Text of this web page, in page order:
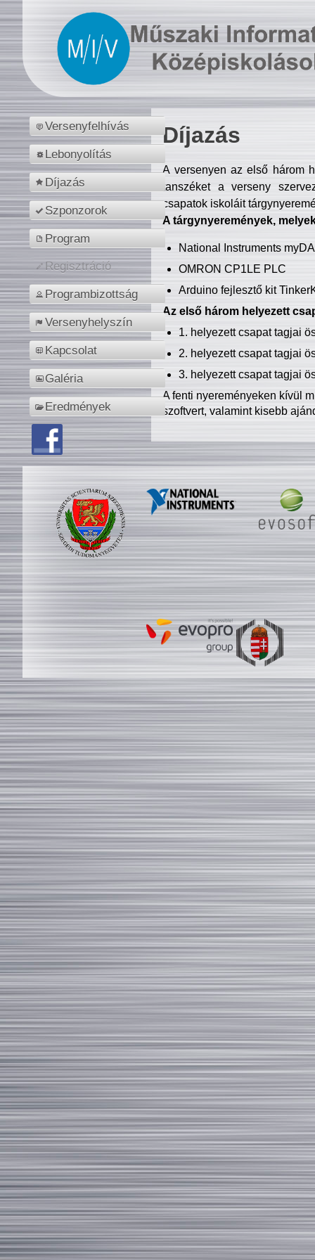
Versenyfelhívás
Lebonyolítás
Díjazás
Szponzorok
Program
Regisztráció
Programbizottság
Versenyhelyszín
Kapcsolat
Galéria
Eredmények
Díjazás
A versenyen az első három
tanszéket a verseny
csapatok iskoláit
A tárgynyeremények,
National Instruments
OMRON CP1LE PLC
Arduino fejlesztő kit
Az első három helyezett
1. helyezett csapat tagjai
2. helyezett csapat tagjai
3. helyezett csapat tagjai
A fenti nyereményeken kívül
szoftvert, valamint kisebb